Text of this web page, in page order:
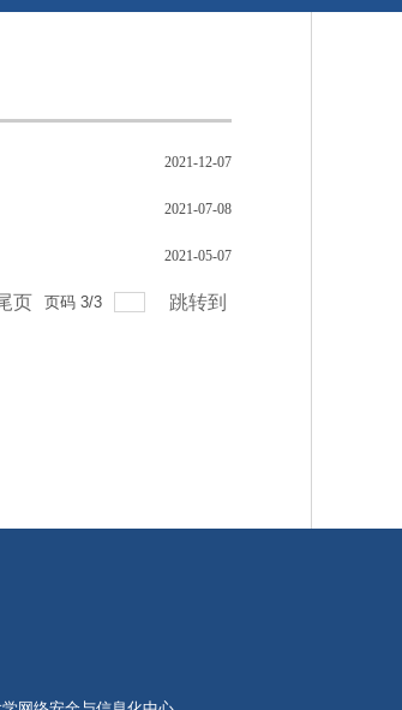
2021-12-07
2021-07-08
2021-05-07
页 页码 3/3 跳转到